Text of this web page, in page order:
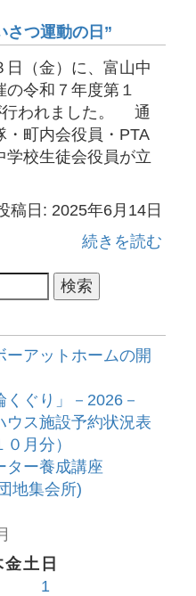
さつ運動の日”
（金）に、富山中
令和７年度第１
行われました。 通
・町内会役員・PTA
学校生徒会役員が立
稿日: 2025年6月14日
続きを読む
ーアットホームの開
ぐり」－2026－
ウス施設予約状況表
月分）
ター養成講座
地集会所)
金 土 日
1